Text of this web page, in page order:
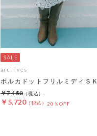
archives
ポルカドットフリルミディＳＫ
￥5,720 20％OFF
￥7,150